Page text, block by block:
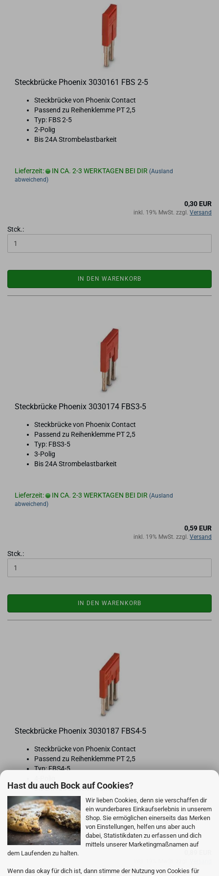
Hast du auch Bock auf Cookies?
Wir lieben Cookies, denn sie verschaffen dir
ein wunderbares Einkaufserlebnis in unserem
Shop. Sie ermöglichen einerseits das Merken
von Einstellungen, helfen uns aber auch
dabei, Statistikdaten zu erfassen und dich
mittels unserer Marketingmaßnamen auf
dem Laufenden zu halten.
Wenn das okay für dich ist, dann stimme der Nutzung von Cookies für
Steck­brü­cke Phoe­nix 3030161 FBS 2-5
Steck­brü­cke von Phoe­nix Con­tact
Pas­send zu Rei­hen­klem­me PT 2,5
Typ: FBS 2-5
2-​Polig
Bis 24A Strom­be­last­bar­keit
Lieferzeit: IN CA. 2-3 WERKTAGEN BEI DIR (Ausland
abweichend)
0,30 EUR
inkl. 19% MwSt. zzgl. Versand
Stck.:
IN DEN WARENKORB
Steck­brü­cke Phoe­nix 3030174 FBS3-​5
Steck­brü­cke von Phoe­nix Con­tact
Pas­send zu Rei­hen­klem­me PT 2,5
Typ: FBS3-​5
3-​Polig
Bis 24A Strom­be­last­bar­keit
Lieferzeit: IN CA. 2-3 WERKTAGEN BEI DIR (Ausland
abweichend)
0,59 EUR
inkl. 19% MwSt. zzgl. Versand
Stck.:
IN DEN WARENKORB
Steck­brü­cke Phoe­nix 3030187 FBS4-​5
Steck­brü­cke von Phoe­nix Con­tact
Pas­send zu Rei­hen­klem­me PT 2,5
Typ: FBS4-​5
Bis 24A Strom­be­last­bar­keit
Lieferzeit: IN CA. 2-3 WERKTAGEN BEI DIR (Ausland
abweichend)